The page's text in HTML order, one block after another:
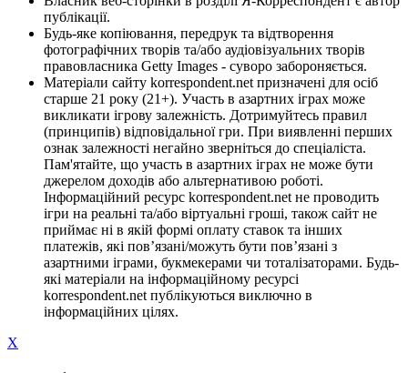
публікації.
Будь-яке копіювання, передрук та відтворення
фотографічних творів та/або аудіовізуальних творів
правовласника Getty Images - суворо забороняється.
Матеріали сайту korrespondent.net призначені для осіб
старше 21 року (21+). Участь в азартних іграх може
викликати ігрову залежність. Дотримуйтесь правил
(принципів) відповідальної гри. При виявленні перших
ознак залежності негайно зверніться до спеціаліста.
Пам'ятайте, що участь в азартних іграх не може бути
джерелом доходів або альтернативою роботі.
Інформаційний ресурс korrespondent.net не проводить
ігри на реальні та/або віртуальні гроші, також сайт не
приймає ні в якій формі оплату ставок та інших
платежів, які пов’язані/можуть бути пов’язані з
азартними іграми, букмекерами чи тоталізаторами. Будь-
які матеріали на інформаційному ресурсі
korrespondent.net публікуються виключно в
інформаційних цілях.
X